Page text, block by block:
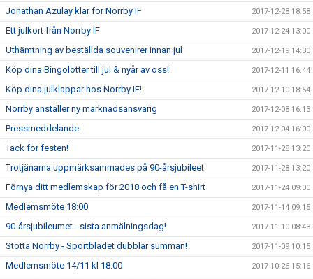
Jonathan Azulay klar för Norrby IF 2017-12-28 18:58
Ett julkort från Norrby IF 2017-12-24 13:00
Uthämtning av beställda souvenirer innan jul 2017-12-19 14:30
Köp dina Bingolotter till jul & nyår av oss! 2017-12-11 16:44
Köp dina julklappar hos Norrby IF! 2017-12-10 18:54
Norrby anställer ny marknadsansvarig 2017-12-08 16:13
Pressmeddelande 2017-12-04 16:00
Tack för festen! 2017-11-28 13:20
Trotjänarna uppmärksammades på 90-årsjubileet 2017-11-28 13:20
Förnya ditt medlemskap för 2018 och få en T-shirt 2017-11-24 09:00
Medlemsmöte 18:00 2017-11-14 09:15
90-årsjubileumet - sista anmälningsdag! 2017-11-10 08:43
Stötta Norrby - Sportbladet dubblar summan! 2017-11-09 10:15
Medlemsmöte 14/11 kl 18:00 2017-10-26 15:16